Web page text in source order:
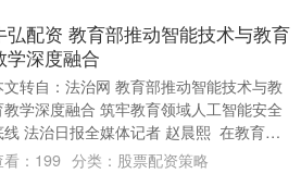
弘配资 教育部推动智能技术与教育
学深度融合
文转自：法治网 教育部推动智能技术与教
教学深度融合 筑牢教育领域人工智能安全
线 法治日报全媒体记者 赵晨熙 在教育部4
10日召开的新闻发布会上，教育部....
： 199 分类： 股票配资策略